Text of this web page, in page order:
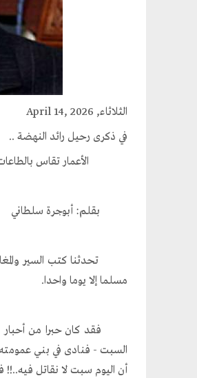
الثلاثاء, April 14, 2026
في ذكرى رحيل رائد النهضة ..
الأعمار تقاس بالطاعات
بقلم: أبوجرة سلطاني
تحدثنا كتب السير
مسلما إلا يوما واحدا.
السبت - فنادى في بني
أن اليوم سبت لا نقاتل